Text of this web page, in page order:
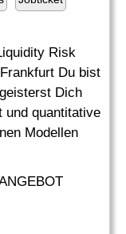
Risk
Du bist
Dich
und quantitative
Modellen